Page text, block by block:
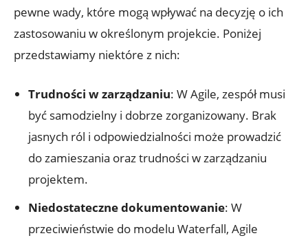
pewne wady, które mogą wpływać na decyzję o ich
zastosowaniu w określonym projekcie. Poniżej
przedstawiamy niektóre z nich:
Trudności w zarządzaniu: W Agile, zespół musi
być samodzielny i dobrze zorganizowany. Brak
jasnych ról i odpowiedzialności może prowadzić
do zamieszania oraz trudności w zarządzaniu
projektem.
Niedostateczne dokumentowanie: W
przeciwieństwie do modelu Waterfall, Agile